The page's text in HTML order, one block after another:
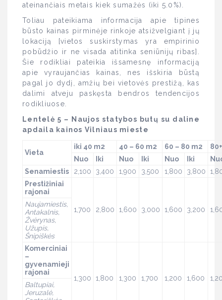
ateinančiais metais kiek sumažės (iki 5.0%).
Toliau pateikiama informacija apie tipines
būsto kainas pirminėje rinkoje atsižvelgiant į jų
lokaciją [vietos suskirstymas yra empirinio
pobūdžio ir ne visada atitinka seniūnijų ribas].
Šie rodikliai pateikia išsamesnę informaciją
apie vyraujančias kainas, nes išskiria būstą
pagal jo dydį, amžių bei vietovės prestižą, kas
dalimi atveju paskęsta bendros tendencijos
rodikliuose.
Lentelė 5 – Naujos statybos butų su daline
apdaila kainos Vilniaus mieste
Vieta
iki 40 m2 40 – 60 m2 60 – 80 m2
Nuo
Iki Nuo Iki Nuo Iki
Senamiestis
2,100 3,400 1,900 3,500 1,800 3,800
Prestižiniai
rajonai
1,700 2,800 1,600 3,000 1,600 3,200
Naujamiestis,
Antakalnis,
Žvėrynas,
Užupis,
Šnipiškės
Komerciniai
–
gyvenamieji
rajonai
1,300 1,800 1,300 1,700 1,200 1,600
Baltupiai,
Jeruzalė,